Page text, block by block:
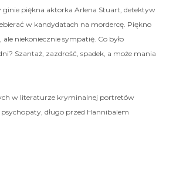
ginie piękna aktorka Arlena Stuart, detektyw
w kandydatach na mordercę. Piękno
ale niekoniecznie sympatię. Co było
Szantaż, zazdrość, spadek, a może mania
w literaturze kryminalnej portretów
długo przed Hannibalem